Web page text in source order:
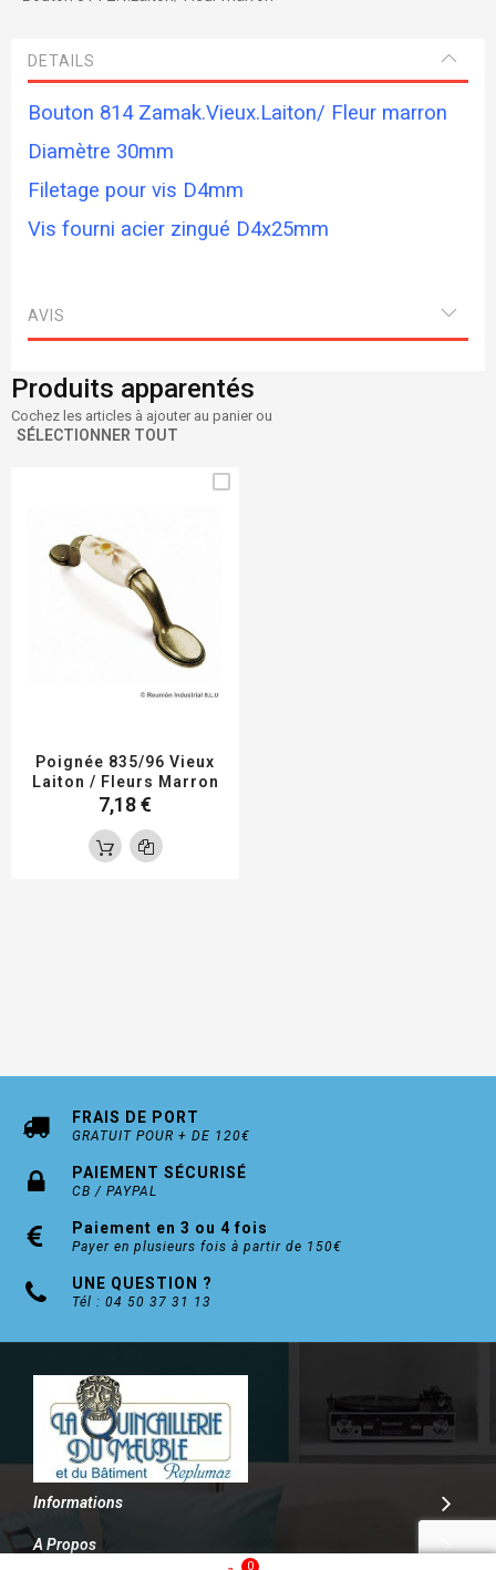
DETAILS
Bouton 814 Zamak.Vieux.Laiton/ Fleur marron
Diamètre 30mm
Filetage pour vis D4mm
Vis fourni acier zingué D4x25mm
AVIS
Produits apparentés
Cochez les articles à ajouter au panier ou
SÉLECTIONNER TOUT
Poignée 835/96 Vieux
Laiton / Fleurs Marron
7,18 €
FRAIS DE PORT
GRATUIT POUR + DE 120€
PAIEMENT SÉCURISÉ
CB / PAYPAL
Paiement en 3 ou 4 fois
Payer en plusieurs fois à partir de 150€
UNE QUESTION ?
Tél : 04 50 37 31 13
Informations
A Propos
0